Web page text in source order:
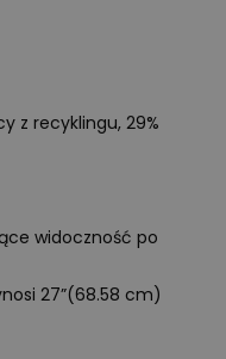
z recyklingu, 29%
widoczność po
27”(68.58 cm)